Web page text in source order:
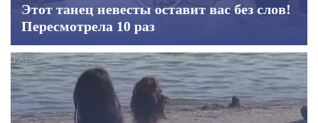
Этот танец невесты оставит вас без слов!
Пересмотрела 10 раз